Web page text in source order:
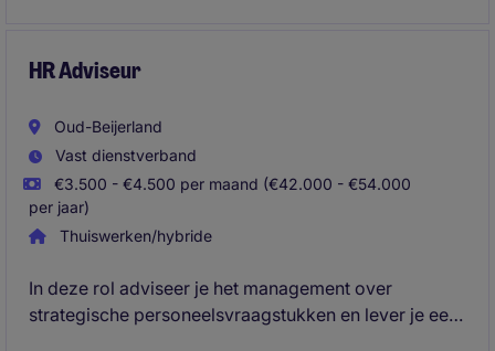
HR Adviseur
Oud-Beijerland
Vast dienstverband
€3.500 - €4.500 per maand (€42.000 - €54.000
per jaar)
Thuiswerken/hybride
In deze rol adviseer je het management over
strategische personeelsvraagstukken en lever je een